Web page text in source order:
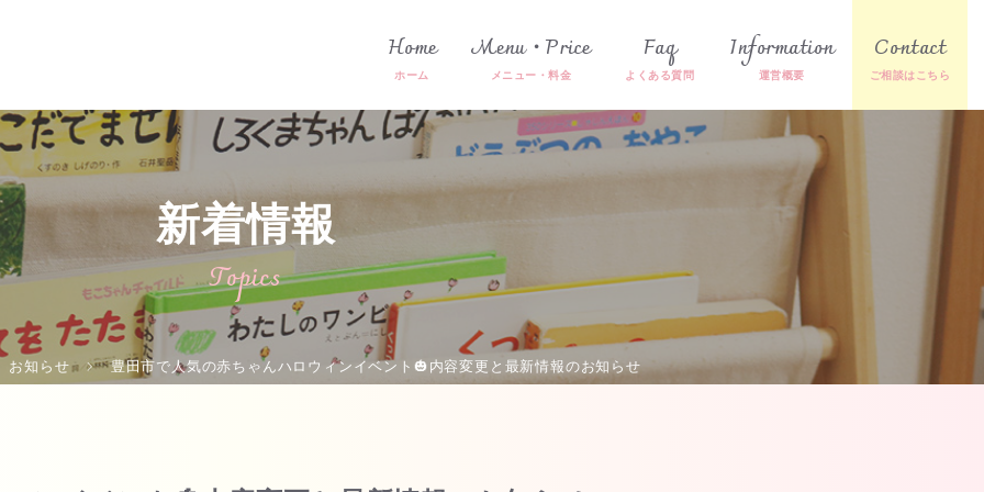
Home Menu・Price Faq Information Contact
新着情報
Topics
お知らせ 豊田市で人気の赤ちゃんハロウィンイベント🎃内容変更と最新情報のお知らせ